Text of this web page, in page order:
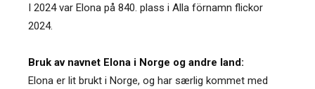
I 2024 var Elona på 840. plass i Alla förnamn flickor
2024.
Bruk av navnet Elona i Norge og andre land:
Elona er lit brukt i Norge, og har særlig kommet med